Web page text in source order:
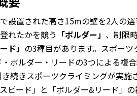
設置された高さ15mの壁を2人の
れたかを競う 「ボルダー」 、制限
ド」 の3種目があります。スポー
ボルダー・リードの3つによる複
続きスポーツクライミングが実施
ピード」と「ボルダー&リード」